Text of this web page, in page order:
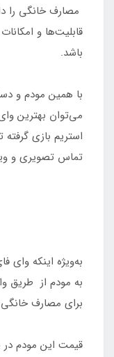
مصارف خانگی را
قابلیت‌ها و
باشد.
می‌توان بهترین
استریم بازی
تماس تصویری
به مودم از طریق
برای مصارف
قیمت این مودم در